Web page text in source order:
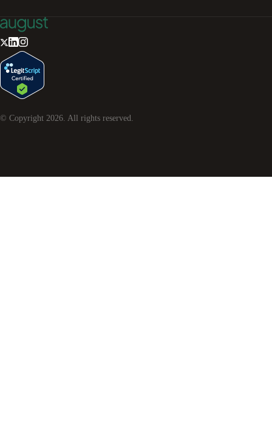
© Copyright 2026 . All rights reserved.